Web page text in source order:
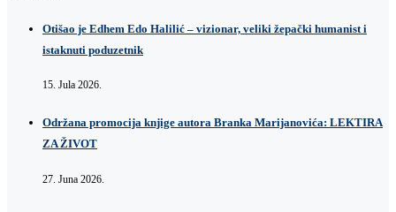
Otišao je Edhem Edo Halilić – vizionar, veliki žepački humanist i
istaknuti poduzetnik
15. Jula 2026.
Održana promocija knjige autora Branka Marijanovića: LEKTIRA
ZA ŽIVOT
27. Juna 2026.